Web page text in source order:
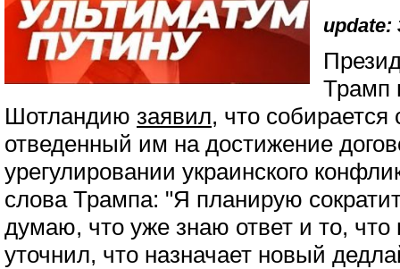
update:
Трамп
Шотландию заявил, что собирается
отведенный им на достижение
урегулировании украинского
слова Трампа: "Я планирую
думаю, что уже знаю ответ и то, что
уточнил, что назначает новый